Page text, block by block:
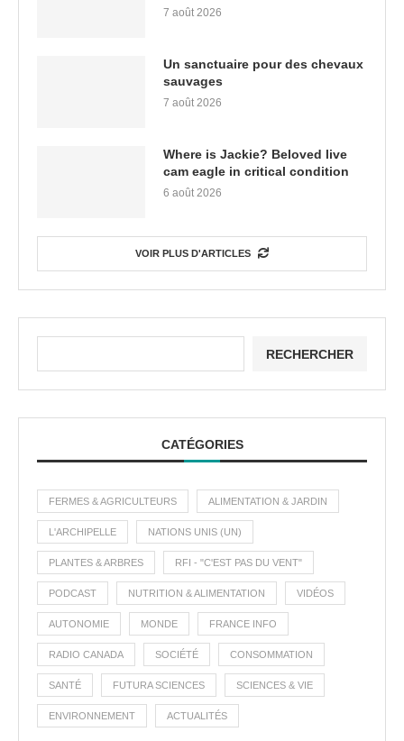
7 août 2026
Un sanctuaire pour des chevaux
sauvages
7 août 2026
Where is Jackie? Beloved live
cam eagle in critical condition
6 août 2026
VOIR PLUS D'ARTICLES
RECHERCHER
CATÉGORIES
FERMES & AGRICULTEURS ALIMENTATION & JARDIN
L'ARCHIPELLE NATIONS UNIS (UN)
PLANTES & ARBRES RFI - "C'EST PAS DU VENT"
PODCAST NUTRITION & ALIMENTATION VIDÉOS
AUTONOMIE MONDE FRANCE INFO
RADIO CANADA SOCIÉTÉ CONSOMMATION
SANTÉ FUTURA SCIENCES SCIENCES & VIE
ENVIRONNEMENT ACTUALITÉS